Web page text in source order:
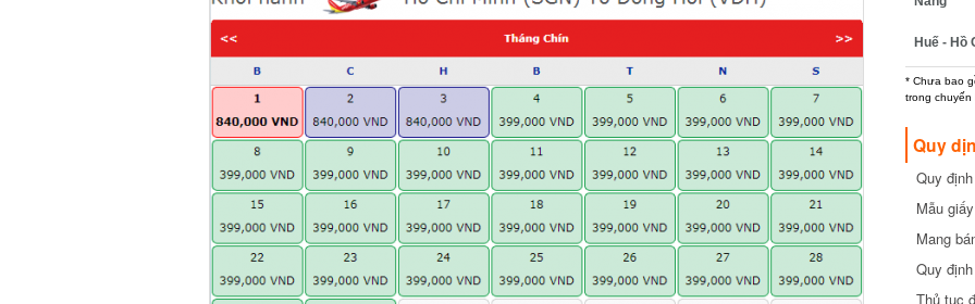
Huế - Hồ
* Chưa bao
trong chuyến
Quy
Quy
cần biết
Mẫu
Mang
Quy
Thủ tục